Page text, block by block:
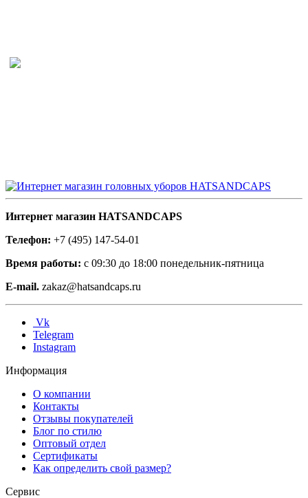
Интернет магазин HATSANDCAPS
Телефон: +7 (495) 147-54-01
Время работы: с 09:30 до 18:00 понедельник-пятница
E-mail. zakaz@hatsandcaps.ru
Vk
Telegram
Instagram
Информация
О компании
Контакты
Отзывы покупателей
Блог по стилю
Оптовый отдел
Сертификаты
Как определить свой размер?
Сервис